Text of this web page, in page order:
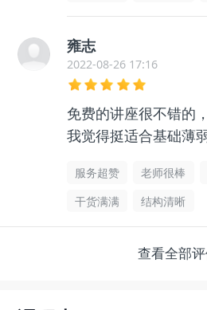
雍志
2022-08-26 17:16
免费的讲座很不错的
我觉得挺适合基础薄
服务超赞 老师很棒
干货满满
结构清晰
查看全部